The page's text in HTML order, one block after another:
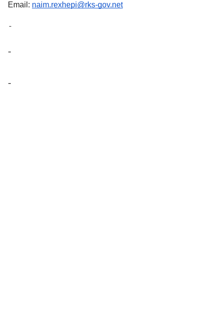
Email: naim.rexhepi@rks-gov.net
-
-
-